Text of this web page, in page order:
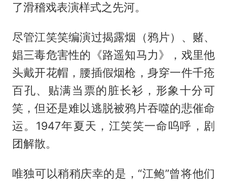
了滑稽戏表演样式之先河。
尽管江笑笑编演过揭露烟（鸦片）、赌、
娼三毒危害性的《路遥知马力》，戏里他
头戴开花帽，腰插假烟枪，身穿一件千疮
百孔、贴满当票的脏长衫，形象十分可
笑，但还是难以逃脱被鸦片吞噬的悲催命
运。1947年夏天，江笑笑一命呜呼，剧
团解散。
唯独可以稍稍庆幸的是，“江鲍”曾将他们